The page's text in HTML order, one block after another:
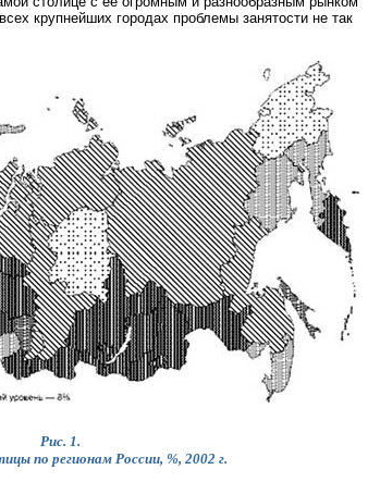
крупнейших городах проблемы занятости не так
Рис. 1.
по регионам России, %, 2002 г.